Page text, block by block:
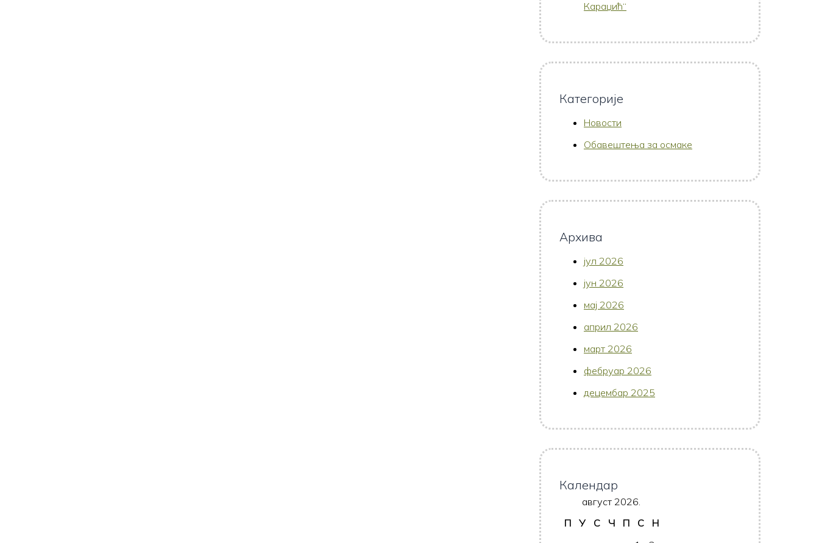
Караџић“
Категорије
Новости
Обавештења за осмаке
Архива
јул 2026
јун 2026
мај 2026
април 2026
март 2026
фебруар 2026
децембар 2025
Календар
август 2026.
П
У С Ч П С
Н